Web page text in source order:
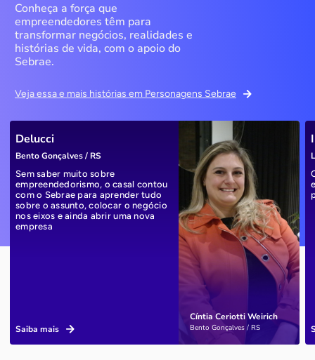
Conheça a força que
empreendedores têm para
transformar negócios, realidades e
histórias de vida, com o apoio do
Sebrae.
Veja essa e mais histórias em Personagens Sebrae
Cíntia Ceriotti Weirich
Bento Gonçalves / RS
Delucci
Bento Gonçalves / RS
Sem saber muito sobre
empreendedorismo, o casal contou
com o Sebrae para aprender tudo
sobre o assunto, colocar o negócio
nos eixos e ainda abrir uma nova
empresa
Saiba mais